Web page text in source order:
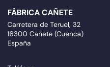
FÁBRICA CAÑETE
Carretera de Teruel, 32
16300 Cañete (Cuenca)
España